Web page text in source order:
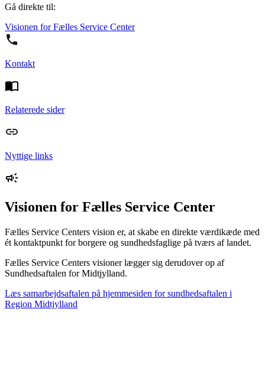
Gå direkte til:
Visionen for Fælles Service Center
Kontakt
Relaterede sider
Nyttige links
Visionen for Fælles Service Center
Fælles Service Centers vision er, at skabe en direkte værdikæde med
ét kontaktpunkt for borgere og sundhedsfaglige på tværs af landet.
Fælles Service Centers visioner lægger sig derudover op af
Sundhedsaftalen for Midtjylland.
Læs samarbejdsaftalen på hjemmesiden for sundhedsaftalen i
Region Midtjylland